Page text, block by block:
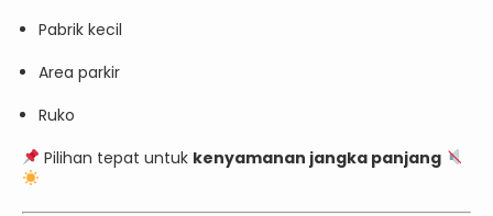
Pabrik kecil
Area parkir
Ruko
Pilihan tepat untuk kenyamanan jangka panjang